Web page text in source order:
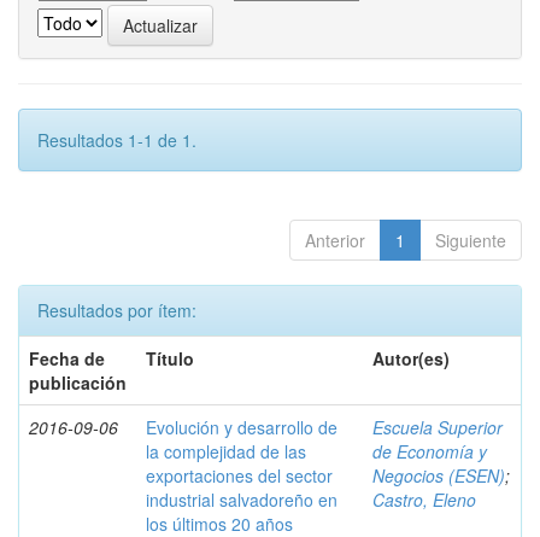
Resultados 1-1 de 1.
Anterior 1 Siguiente
Resultados por ítem:
Fecha de
publicación
Título Autor(es)
2016-09-06
Evolución y desarrollo de
la complejidad de las
exportaciones del sector
industrial salvadoreño en
los últimos 20 años
Escuela Superior
de Economía y
Negocios (ESEN);
Castro, Eleno